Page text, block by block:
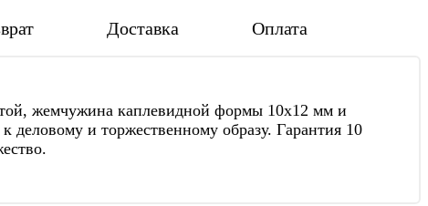
Доставка Оплата
жемчужина каплевидной формы 10х12 мм и
и торжественному образу. Гарантия 10